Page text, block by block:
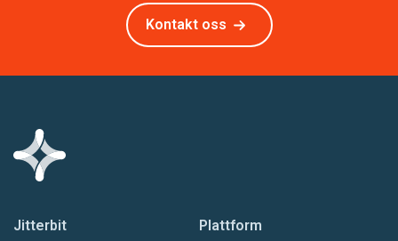
Kontakt oss
Jitterbit Plattform